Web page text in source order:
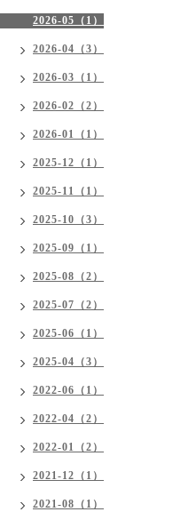
2026-05（1）
2026-04（3）
2026-03（1）
2026-02（2）
2026-01（1）
2025-12（1）
2025-11（1）
2025-10（3）
2025-09（1）
2025-08（2）
2025-07（2）
2025-06（1）
2025-04（3）
2022-06（1）
2022-04（2）
2022-01（2）
2021-12（1）
2021-08（1）